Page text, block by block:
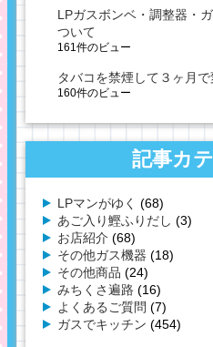
LPガスボンベ・調整器・
ついて
161件のビュー
タバコを禁煙して３ヶ月で
160件のビュー
記事カ
LPマンがゆく (68)
あご入り鰹ふりだし (3)
お店紹介 (68)
その他ガス機器 (18)
その他商品 (24)
みちくさ遍路 (16)
よくあるご質問 (7)
ガスでキッチン (454)